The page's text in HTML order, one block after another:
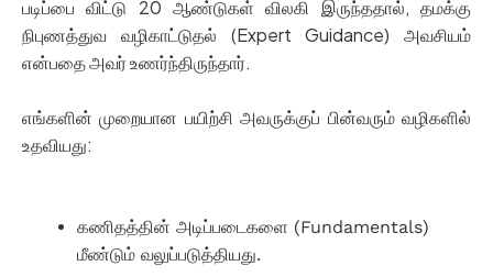
படிப்பை விட்டு 20 ஆண்டுகள் விலகி இருந்ததால், தமக்கு
நிபுணத்துவ வழிகாட்டுதல் (Expert Guidance) அவசியம்
என்பதை அவர் உணர்ந்திருந்தார்.
எங்களின் முறையான பயிற்சி அவருக்குப் பின்வரும் வழிகளில்
உதவியது:
கணிதத்தின் அடிப்படைகளை (Fundamentals)
மீண்டும் வலுப்படுத்தியது.